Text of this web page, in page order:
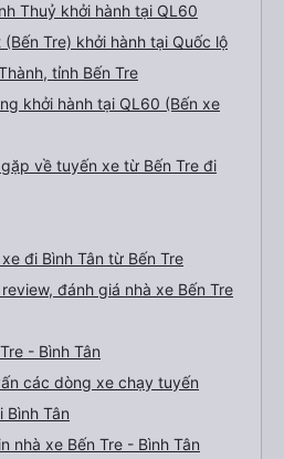
Thuỷ khởi hành tại QL60
Tre) khởi hành tại Quốc lộ
tỉnh Bến Tre
khởi hành tại QL60 (Bến xe
về tuyến xe từ Bến Tre đi
đi Bình Tân từ Bến Tre
đánh giá nhà xe Bến Tre
- Bình Tân
các dòng xe chạy tuyến
Bình Tân
nhà xe Bến Tre - Bình Tân